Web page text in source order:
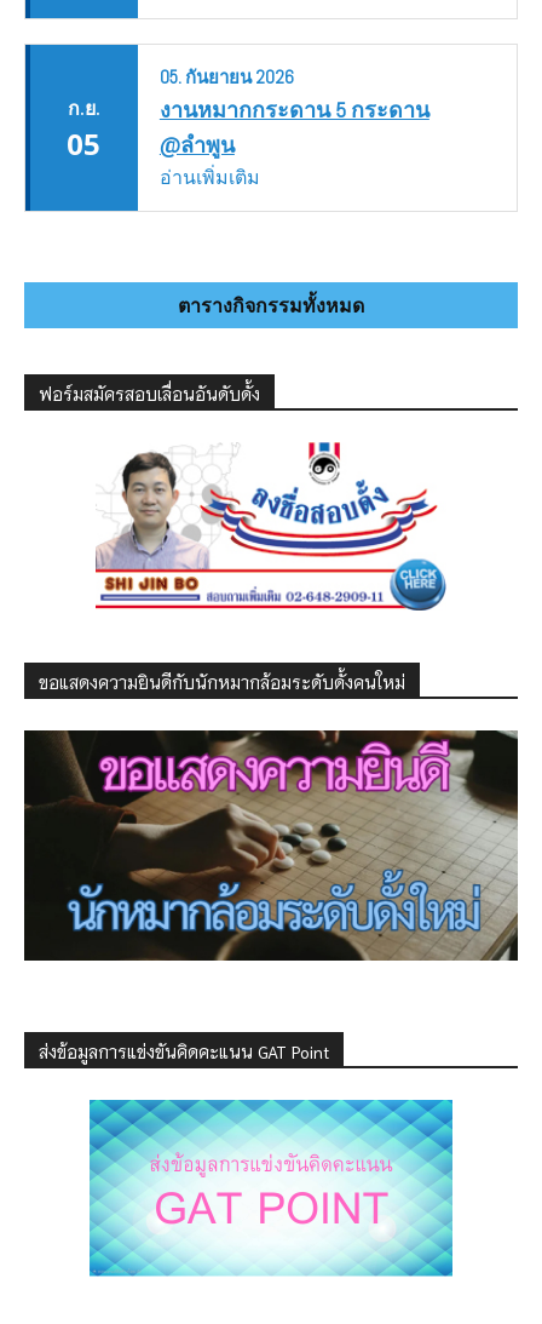
ก.ย.
05
05. กันยายน2026
งานหมากกระดาน 5 กระดาน
@ลำพูน
อ่านเพิ่มเติม
ตารางกิจกรรมทั้งหมด
ฟอร์มสมัครสอบเลื่อนอันดับดั้ง
ขอแสดงความยินดีกับนักหมากล้อมระดับดั้งคนใหม่
ส่งข้อมูลการแข่งขันคิดคะแนน GAT Point